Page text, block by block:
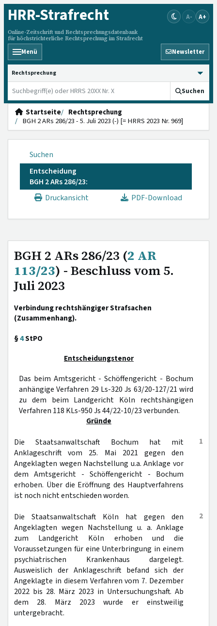
HRR-Strafrecht
Online-Zeitschrift und Rechtsprechungsdatenbank
für höchstrichterliche Rechtsprechung im Strafrecht
A- A+
Menü Newsletter
HRRS durchsuchen
Suchen
Startseite
Rechtsprechung
BGH 2 ARs 286/23 - 5. Juli 2023 (-) [= HRRS 2023 Nr. 969]
Suchen
Entscheidung
BGH 2 ARs 286/23:
Druckansicht
PDF-Download
BGH 2 ARs 286/23 (2 AR
113/23) - Beschluss vom 5.
Juli 2023
Verbindung rechtshängiger Strafsachen
(Zusammenhang).
§4StPO
Entscheidungstenor
Das beim Amtsgericht - Schöffengericht - Bochum
anhängige Verfahren 29 Ls-320 Js 63/20-127/21 wird
zu dem beim Landgericht Köln rechtshängigen
Verfahren 118 KLs-950 Js 44/22-10/23 verbunden.
Gründe
1
Die Staatsanwaltschaft Bochum hat mit
Anklageschrift vom 25. Mai 2021 gegen den
Angeklagten wegen Nachstellung u.a. Anklage vor
dem Amtsgericht - Schöffengericht - Bochum
erhoben. Über die Eröffnung des Hauptverfahrens
ist noch nicht entschieden worden.
2
Die Staatsanwaltschaft Köln hat gegen den
Angeklagten wegen Nachstellung u. a. Anklage
zum Landgericht Köln erhoben und die
Voraussetzungen für eine Unterbringung in einem
psychiatrischen Krankenhaus dargelegt.
Ausweislich der Anklageschrift befand sich der
Angeklagte in diesem Verfahren vom 7. Dezember
2022 bis 28. März 2023 in Untersuchungshaft. Ab
dem 28. März 2023 wurde er einstweilig
untergebracht.